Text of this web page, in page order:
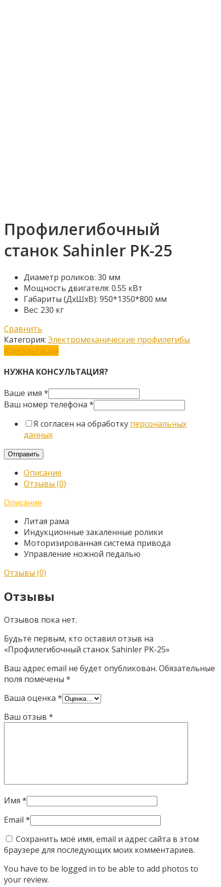
Профилегибочный
станок Sahinler PK-25
Диаметр роликов: 30 мм
Мощность двигателя: 0.55 кВт
Габариты (ДхШхВ): 950*1350*800 мм
Вес: 230 кг
Сравнить
Категория: Электромеханические профилегибы
Консультация
НУЖНА КОНСУЛЬТАЦИЯ?
Ваше имя *
Ваш номер телефона *
Я согласен на обработку персональных
данных
Отправить
Описание
Отзывы (0)
Описание
Литая рама
Индукционные закаленные ролики
Моторизированная система привода
Управление ножной педалью
Отзывы (0)
Отзывы
Отзывов пока нет.
Будьте первым, кто оставил отзыв на
«Профилегибочный станок Sahinler PK-25»
Ваш адрес email не будет опубликован. Обязательные
поля помечены *
Ваша оценка *
Ваш отзыв *
Имя *
Email *
Сохранить моё имя, email и адрес сайта в этом
браузере для последующих моих комментариев.
You have to be logged in to be able to add photos to
your review.